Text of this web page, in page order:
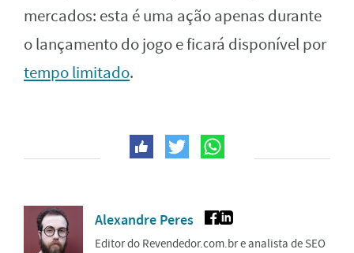
mercados: esta é uma ação apenas durante
o lançamento do jogo e ficará disponível por
tempo limitado.
Alexandre Peres
Editor do Revendedor.com.br e analista de SEO